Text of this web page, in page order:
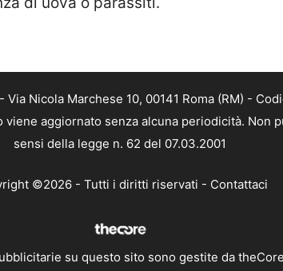
Nicola Marchese 10, 00141 Roma (RM) -
aggiornato senza alcuna periodicità.
sensi della legge n. 62 del 07.03.2001
©2026 - Tutti i diritti riservati - Contattaci
su questo sito sono gestite da